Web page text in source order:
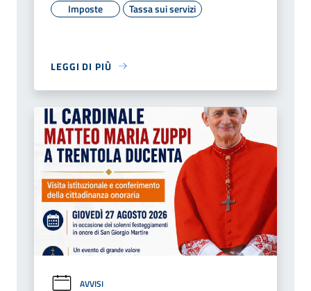
Imposte Tassa sui servizi
LEGGI DI PIÙ
AVVISI